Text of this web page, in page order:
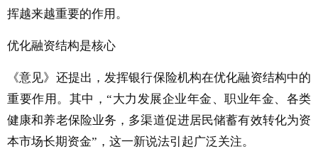
挥越来越重要的作用。
优化融资结构是核心
《意见》还提出，发挥银行保险机构在优化融资结构中的
重要作用。其中，“大力发展企业年金、职业年金、各类
健康和养老保险业务，多渠道促进居民储蓄有效转化为资
本市场长期资金”，这一新说法引起广泛关注。